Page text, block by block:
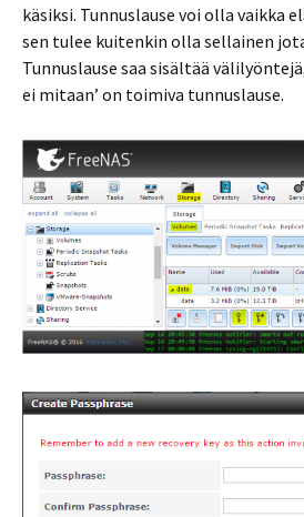
käsiksi. Tunnuslause voi olla vaikka
sen tulee kuitenkin olla sellainen
Tunnuslause saa sisältää
ei mitaan’ on toimiva tunnuslause.